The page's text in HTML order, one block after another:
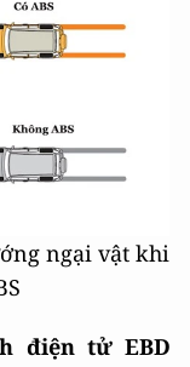
ngại vật khi
điện tử EBD